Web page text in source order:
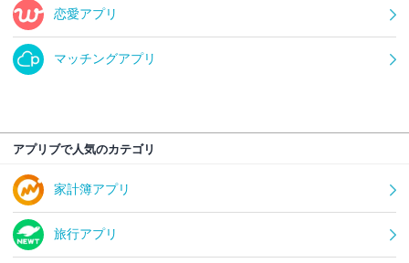
恋愛アプリ
マッチングアプリ
アプリブで人気のカテゴリ
家計簿アプリ
旅行アプリ